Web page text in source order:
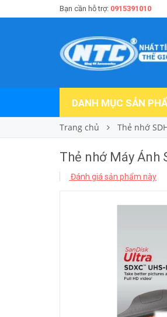
Bạn cần hỗ trợ: 0915391010
DANH MỤC SẢN
Trang chủ Thẻ nhớ
Thẻ nhớ Máy Ảnh
Đánh giá sản phẩm này